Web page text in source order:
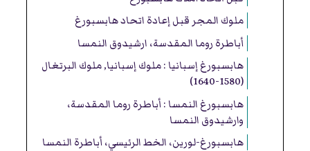
ملوك المجر قبل إعادة اتحاد هابسبورغ
أباطرة روما المقدسة، ارشيدوق النمسا
هابسبورغ إسبانيا : ملوك إسبانيا, ملوك البرتغال
(1580-1640)
هابسبورغ النمسا : أباطرة روما المقدسة،
وارشيدوق النمسا
هابسبورغ-لورين، الخط الرئيسي، أباطرة النمسا